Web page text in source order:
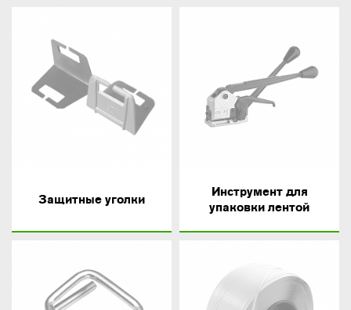
Защитные уголки
Инструмент для
упаковки лентой